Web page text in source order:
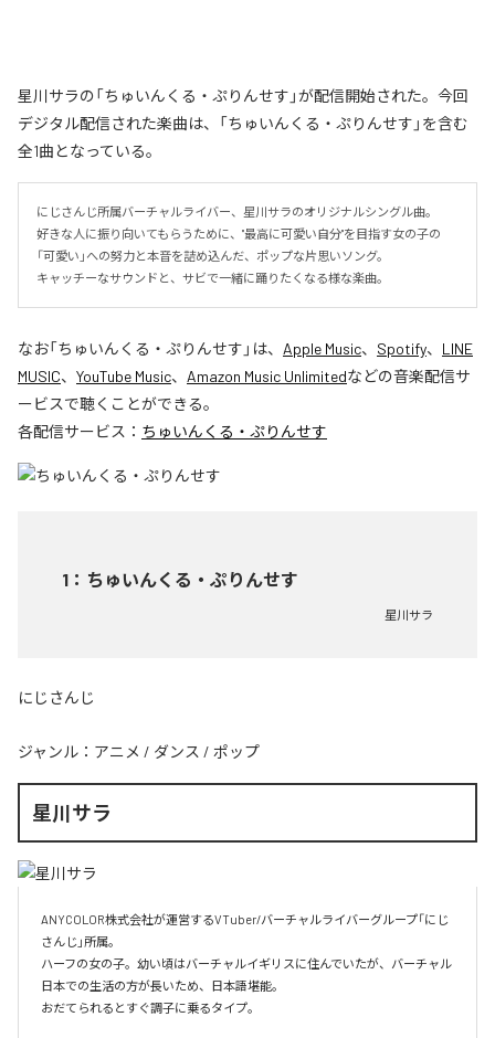
星川サラの「ちゅいんくる・ぷりんせす」が配信開始された。今回
デジタル配信された楽曲は、「ちゅいんくる・ぷりんせす」を含む
全1曲となっている。
にじさんじ所属バーチャルライバー、星川サラのオリジナルシングル曲。
好きな人に振り向いてもらうために、"最高に可愛い自分"を目指す女の子の
「可愛い」への努力と本音を詰め込んだ、ポップな片思いソング。
キャッチーなサウンドと、サビで一緒に踊りたくなる様な楽曲。
なお「ちゅいんくる・ぷりんせす 」は、 Apple Music、 Spotify、 LINE
MUSIC、 YouTube Music、 Amazon Music Unlimitedなどの音楽配信サ
ービスで聴くことができる。
各配信サービス： ちゅいんくる・ぷりんせす
1 ： ちゅいんくる・ぷりんせす
星川サラ
にじさんじ
ジャンル： アニメ / ダンス / ポップ
星川サラ
ANYCOLOR株式会社が運営するVTuber/バーチャルライバーグループ「にじ
さんじ」所属。
ハーフの女の子。幼い頃はバーチャルイギリスに住んでいたが、バーチャル
日本での生活の方が長いため、日本語堪能。
おだてられるとすぐ調子に乗るタイプ。